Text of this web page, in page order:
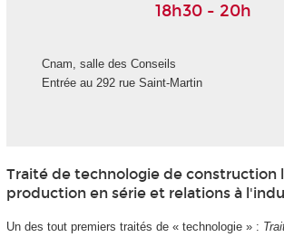
18h30 - 20h
Cnam, salle des Conseils
Entrée au 292 rue Saint-Martin
Traité de technologie de construction
production en série et relations à
Un des tout premiers traités de « technologie » :